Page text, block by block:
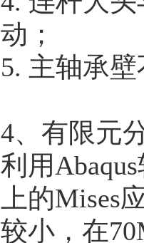
动；
5. 主轴承
4、有限元
利用
上的Mises
较小，在